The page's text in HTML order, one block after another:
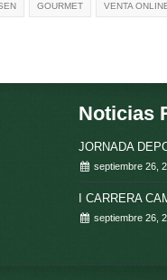
GOURMET VENTA
Noticias
JORNADA
septiembre 26,
I CARRERA
septiembre 26,